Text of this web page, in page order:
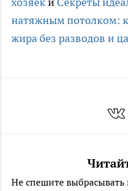
натяжным потолком:
жира без разводов и
Не спешите выбрасывать